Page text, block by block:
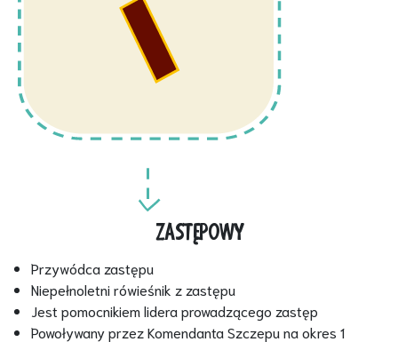
ZASTĘPOWY
Przywódca zastępu
Niepełnoletni rówieśnik z zastępu
Jest pomocnikiem lidera prowadzącego zastęp
Powoływany przez Komendanta Szczepu na okres 1